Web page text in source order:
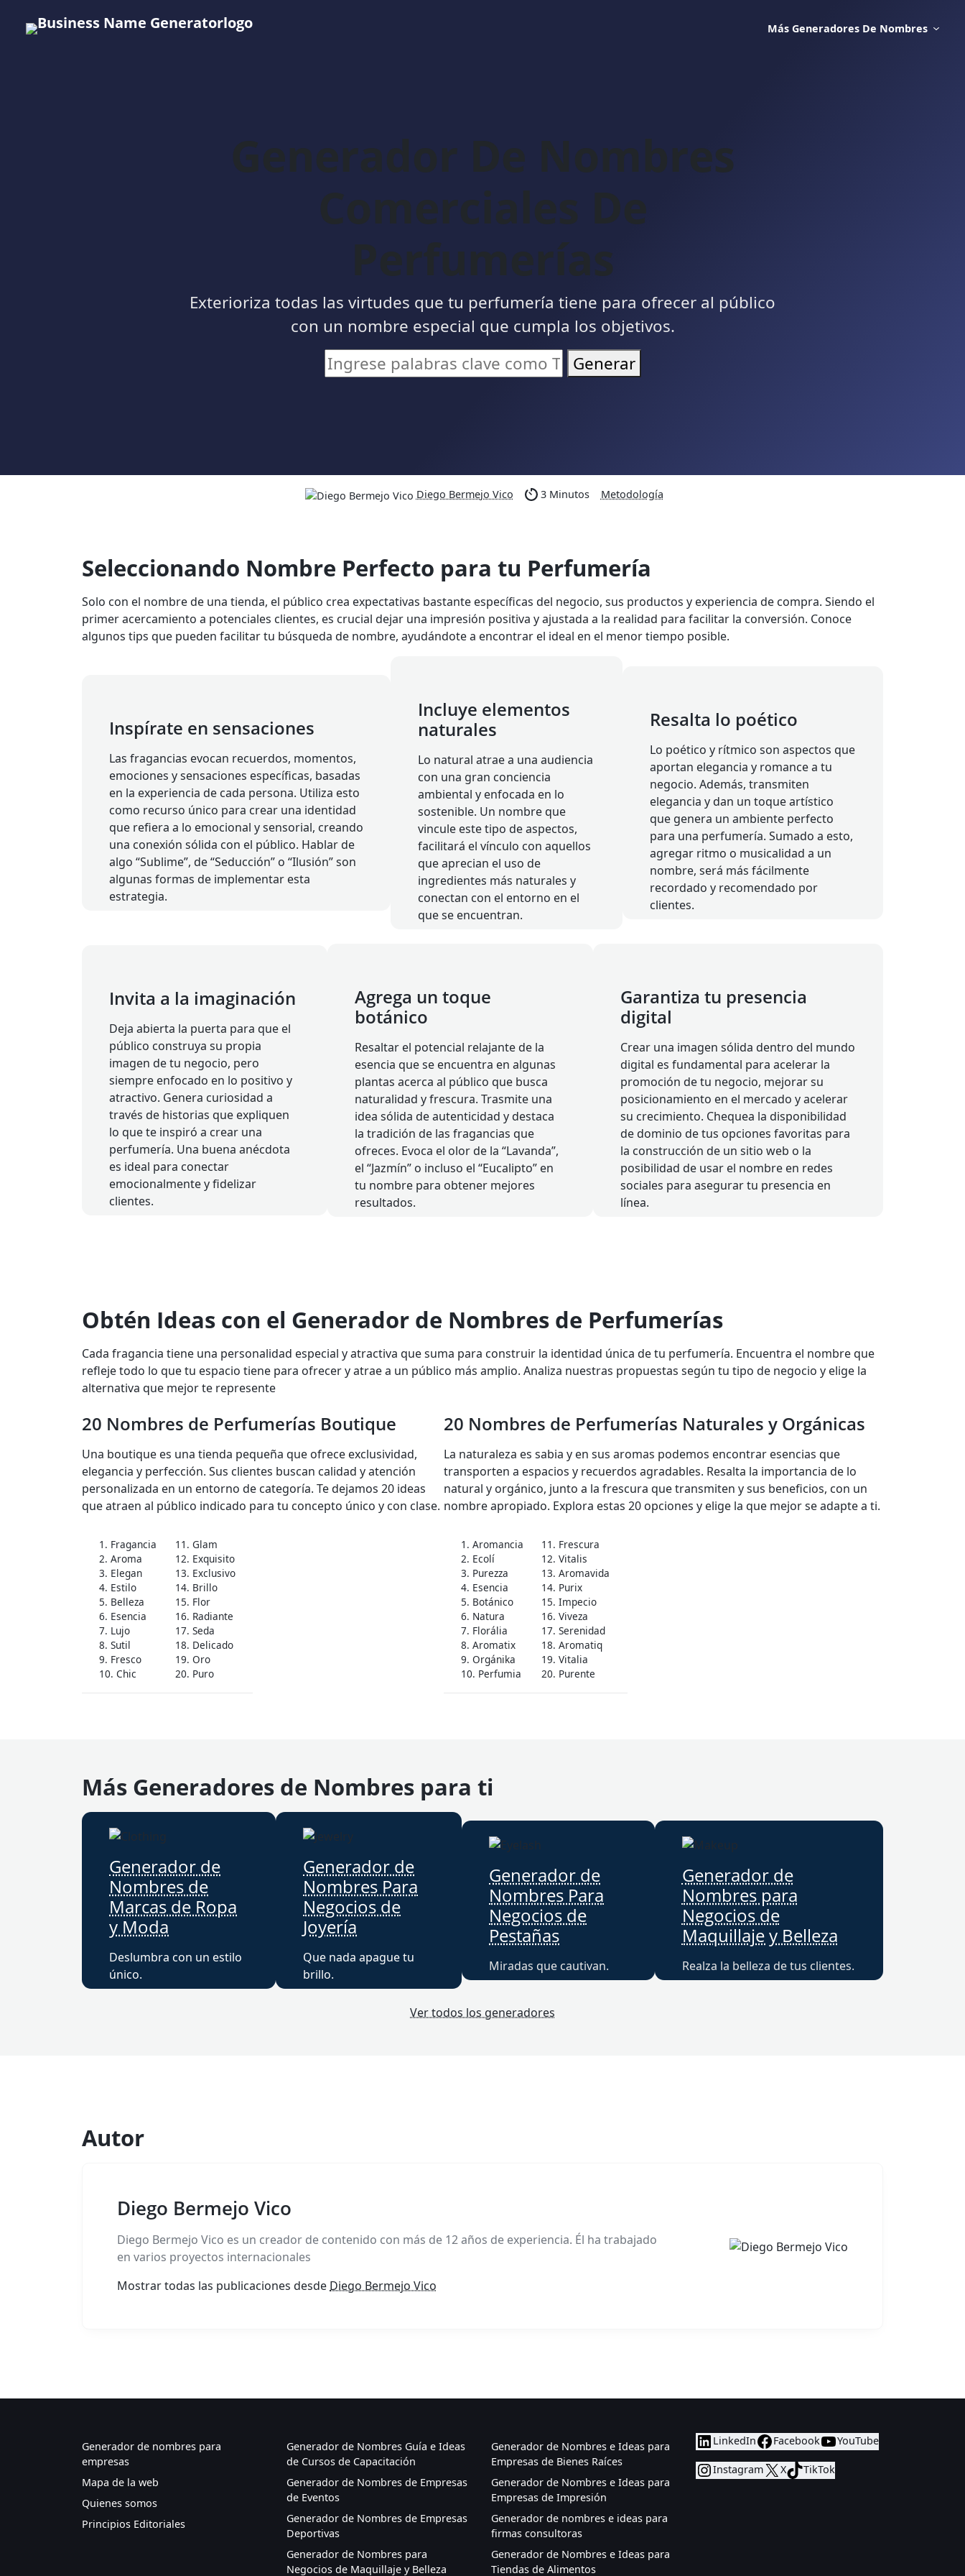
Más Generadores De Nombres
Generador De Nombres
Comerciales De
Perfumerías
Exterioriza todas las virtudes que tu perfumería tiene para ofrecer al público
con un nombre especial que cumpla los objetivos.
Generar
Diego Bermejo Vico 3 Minutos Metodología
Seleccionando Nombre Perfecto para tu Perfumería
Solo con el nombre de una tienda, el público crea expectativas bastante específicas del negocio, sus productos y experiencia de compra. Siendo el
primer acercamiento a potenciales clientes, es crucial dejar una impresión positiva y ajustada a la realidad para facilitar la conversión. Conoce
algunos tips que pueden facilitar tu búsqueda de nombre, ayudándote a encontrar el ideal en el menor tiempo posible.
Inspírate en sensaciones
Las fragancias evocan recuerdos, momentos,
emociones y sensaciones específicas, basadas
en la experiencia de cada persona. Utiliza esto
como recurso único para crear una identidad
que refiera a lo emocional y sensorial, creando
una conexión sólida con el público. Hablar de
algo “Sublime”, de “Seducción” o “Ilusión” son
algunas formas de implementar esta
estrategia.
Incluye elementos
naturales
Lo natural atrae a una audiencia
con una gran conciencia
ambiental y enfocada en lo
sostenible. Un nombre que
vincule este tipo de aspectos,
facilitará el vínculo con aquellos
que aprecian el uso de
ingredientes más naturales y
conectan con el entorno en el
que se encuentran.
Resalta lo poético
Lo poético y rítmico son aspectos que
aportan elegancia y romance a tu
negocio. Además, transmiten
elegancia y dan un toque artístico
que genera un ambiente perfecto
para una perfumería. Sumado a esto,
agregar ritmo o musicalidad a un
nombre, será más fácilmente
recordado y recomendado por
clientes.
Invita a la imaginación
Deja abierta la puerta para que el
público construya su propia
imagen de tu negocio, pero
siempre enfocado en lo positivo y
atractivo. Genera curiosidad a
través de historias que expliquen
lo que te inspiró a crear una
perfumería. Una buena anécdota
es ideal para conectar
emocionalmente y fidelizar
clientes.
Agrega un toque
botánico
Resaltar el potencial relajante de la
esencia que se encuentra en algunas
plantas acerca al público que busca
naturalidad y frescura. Trasmite una
idea sólida de autenticidad y destaca
la tradición de las fragancias que
ofreces. Evoca el olor de la “Lavanda”,
el “Jazmín” o incluso el “Eucalipto” en
tu nombre para obtener mejores
resultados.
Garantiza tu presencia
digital
Crear una imagen sólida dentro del mundo
digital es fundamental para acelerar la
promoción de tu negocio, mejorar su
posicionamiento en el mercado y acelerar
su crecimiento. Chequea la disponibilidad
de dominio de tus opciones favoritas para
la construcción de un sitio web o la
posibilidad de usar el nombre en redes
sociales para asegurar tu presencia en
línea.
Obtén Ideas con el Generador de Nombres de Perfumerías
Cada fragancia tiene una personalidad especial y atractiva que suma para construir la identidad única de tu perfumería. Encuentra el nombre que
refleje todo lo que tu espacio tiene para ofrecer y atrae a un público más amplio. Analiza nuestras propuestas según tu tipo de negocio y elige la
alternativa que mejor te represente
20 Nombres de Perfumerías Boutique
Una boutique es una tienda pequeña que ofrece exclusividad,
elegancia y perfección. Sus clientes buscan calidad y atención
personalizada en un entorno de categoría. Te dejamos 20 ideas
que atraen al público indicado para tu concepto único y con clase.
1. Fragancia
2. Aroma
3. Elegan
4. Estilo
5. Belleza
6. Esencia
7. Lujo
8. Sutil
9. Fresco
10. Chic
11. Glam
12. Exquisito
13. Exclusivo
14. Brillo
15. Flor
16. Radiante
17. Seda
18. Delicado
19. Oro
20. Puro
20 Nombres de Perfumerías Naturales y Orgánicas
La naturaleza es sabia y en sus aromas podemos encontrar esencias que
transporten a espacios y recuerdos agradables. Resalta la importancia de lo
natural y orgánico, junto a la frescura que transmiten y sus beneficios, con un
nombre apropiado. Explora estas 20 opciones y elige la que mejor se adapte a ti.
1. Aromancia
2. Ecolí
3. Purezza
4. Esencia
5. Botánico
6. Natura
7. Florália
8. Aromatix
9. Orgánika
10. Perfumia
11. Frescura
12. Vitalis
13. Aromavida
14. Purix
15. Impecio
16. Viveza
17. Serenidad
18. Aromatiq
19. Vitalia
20. Purente
Más Generadores de Nombres para ti
Generador de
Nombres de
Marcas de Ropa
y Moda
Deslumbra con un estilo
único.
Generador de
Nombres Para
Negocios de
Joyería
Que nada apague tu
brillo.
Generador de
Nombres Para
Negocios de
Pestañas
Miradas que cautivan.
Generador de
Nombres para
Negocios de
Maquillaje y Belleza
Realza la belleza de tus clientes.
Ver todos los generadores
Autor
Diego Bermejo Vico
Diego Bermejo Vico es un creador de contenido con más de 12 años de experiencia. Él ha trabajado
en varios proyectos internacionales
Mostrar todas las publicaciones desde Diego Bermejo Vico
Generador de nombres para
empresas
Mapa de la web
Quienes somos
Principios Editoriales
Generador de Nombres Guía e Ideas
de Cursos de Capacitación
Generador de Nombres de Empresas
de Eventos
Generador de Nombres de Empresas
Deportivas
Generador de Nombres para
Negocios de Maquillaje y Belleza
Generador de Nombres e Ideas para
Empresas de Bienes Raíces
Generador de Nombres e Ideas para
Empresas de Impresión
Generador de nombres e ideas para
firmas consultoras
Generador de Nombres e Ideas para
Tiendas de Alimentos
LinkedIn Facebook YouTube
Instagram X TikTok